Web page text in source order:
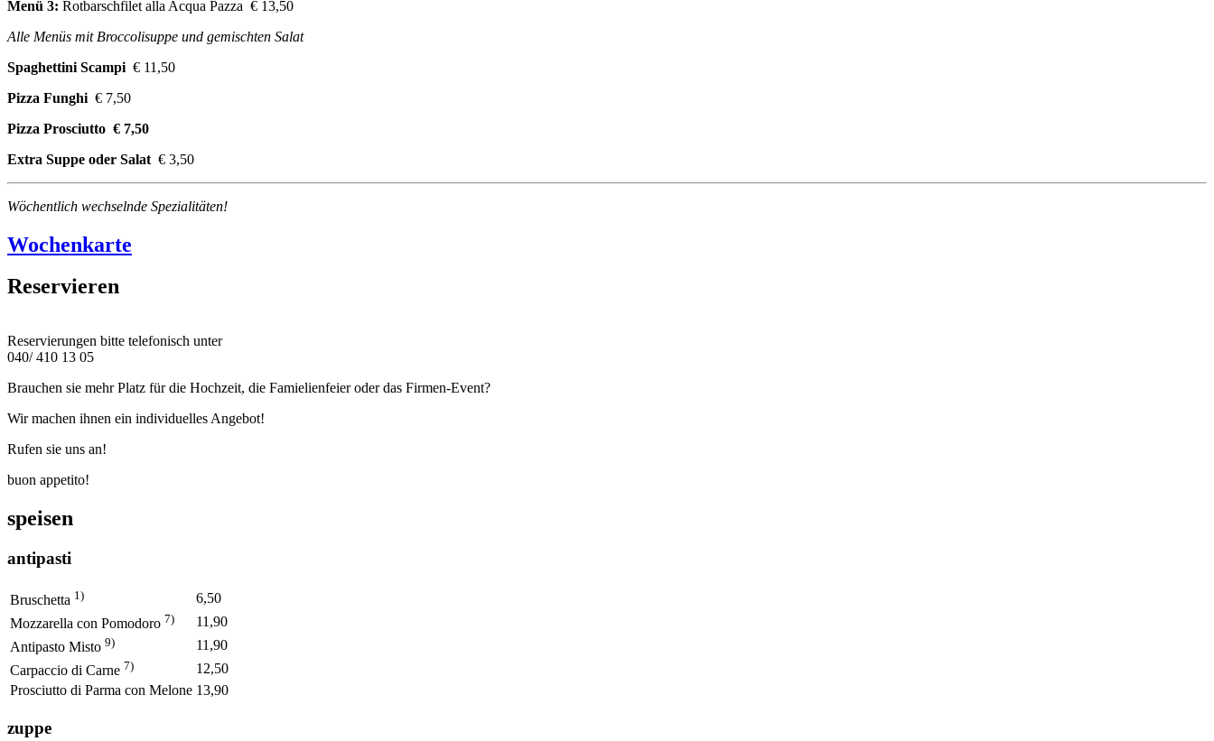
Menü 3: Rotbarschfilet alla Acqua Pazza € 13,50
Alle Menüs mit Broccolisuppe und gemischten Salat
Spaghettini Scampi € 11,50
Pizza Funghi € 7,50
Pizza Prosciutto € 7,50
Extra Suppe oder Salat € 3,50
Wöchentlich wechselnde Spezialitäten!
Wochenkarte
Reservieren
Reservierungen bitte telefonisch unter
040/ 410 13 05
Brauchen sie mehr Platz für die Hochzeit, die Famielienfeier oder das Firmen-Event?
Wir machen ihnen ein individuelles Angebot!
Rufen sie uns an!
buon appetito!
speisen
antipasti
Bruschetta 1)
6,50
Mozzarella con Pomodoro 7)
11,90
Antipasto Misto 9)
11,90
Carpaccio di Carne 7)
12,50
Prosciutto di Parma con Melone 13,90
zuppe